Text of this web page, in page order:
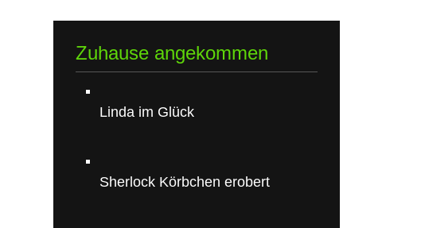
Zuhause angekommen
Linda im Glück
Sherlock Körbchen erobert